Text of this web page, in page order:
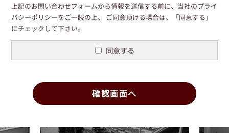
上記のお問い合わせフォームから情報を送信する前に、当社のプライ
バシーポリシーをご一読の上、 ご同意頂ける場合は、「同意する」
にチェックして下さい。
同意する